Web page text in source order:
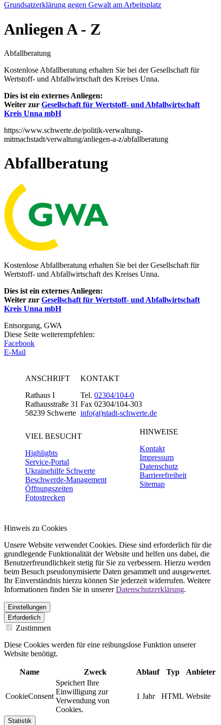
Grundsatzerklärung gegen Gewalt am Arbeitsplatz
AnliegenA - Z
Abfallberatung
Kostenlose Abfallberatung erhalten Sie bei der Gesellschaft für
Wertstoff- und Abfallwirtschaft des Kreises Unna.
Dies ist ein externes Anliegen:
Weiter zur Gesellschaft für Wertstoff- und Abfallwirtschaft
Kreis Unna mbH
https://www.schwerte.de/politik-verwaltung-
mitmachstadt/verwaltung/anliegen-a-z/abfallberatung
Abfallberatung
Kostenlose Abfallberatung erhalten Sie bei der Gesellschaft für
Wertstoff- und Abfallwirtschaft des Kreises Unna.
Dies ist ein externes Anliegen:
Weiter zur Gesellschaft für Wertstoff- und Abfallwirtschaft
Kreis Unna mbH
Entsorgung, GWA
Diese Seite weiterempfehlen:
Facebook
E-Mail
ANSCHRIFT
Rathaus I
Rathausstraße 31
58239 Schwerte
KONTAKT
Tel. 02304/104-0
Fax 02304/104-303
info(at)stadt-schwerte.de
VIEL BESUCHT
Highlights
Service-Portal
Ukrainehilfe Schwerte
Beschwerde-Management
Öffnungszeiten
Fotostrecken
HINWEISE
Kontakt
Impressum
Datenschutz
Barrierefreiheit
Sitemap
Hinweis zu Cookies
Unsere Website verwendet Cookies. Diese sind erforderlich für die
grundlegende Funktionalität der Website und helfen uns dabei, die
Benutzerfreundlichkeit stetig für Sie zu verbessern. Hierzu werden
beim Besuch pseudonymisierte Daten gesammelt und ausgewertet.
Ihr Einverständnis hierzu können Sie jederzeit widerrufen. Weitere
Informationen finden Sie in unsererDatenschutzerklärung.
Einstellungen
Erforderlich
Zustimmen
Diese Cookies werden für eine reibungslose Funktion unserer
Website benötigt.
Name Zweck Ablauf Typ Anbieter
CookieConsent
Speichert Ihre
Einwilligung zur
Verwendung von
Cookies.
1 Jahr HTML Website
Statistik